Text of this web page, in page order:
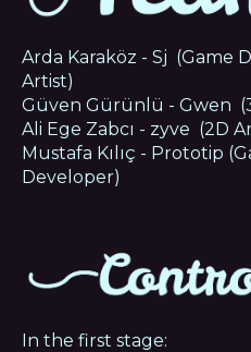
Arda Karaköz - Sj (Game
Artist)
Güven Gürünlü - Gwen
Ali Ege Zabcı - zyve (2D
Mustafa Kılıç - Prototip
Developer)
In the first stage: